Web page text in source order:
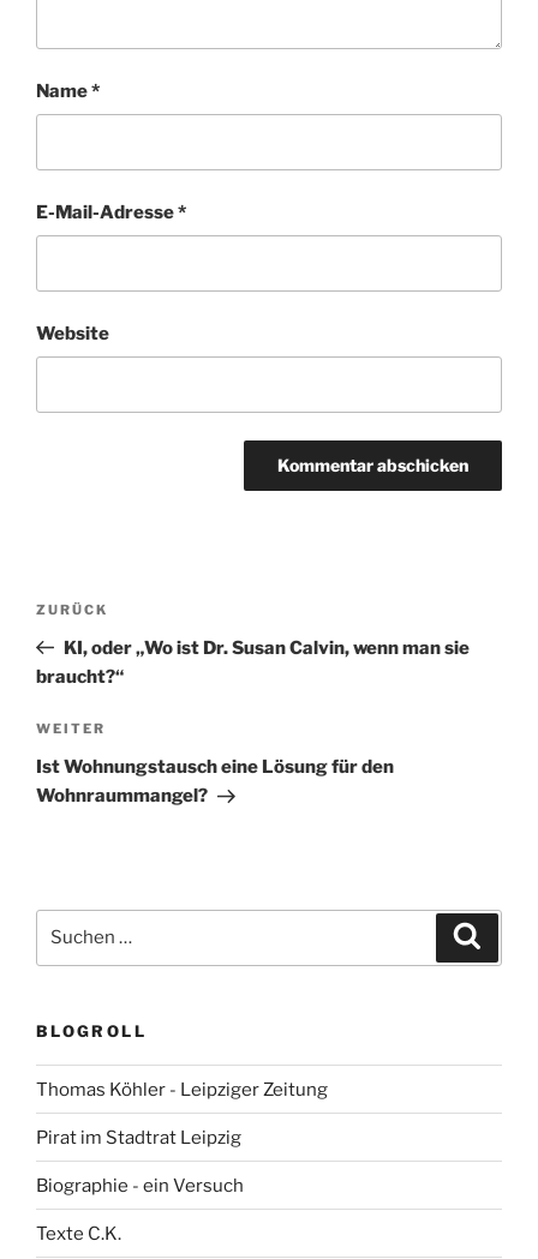
Name*
E-Mail-Adresse*
Website
Beitragsnavigation
Vorheriger
Beitrag
ZURÜCK
KI, oder „Wo ist Dr. Susan Calvin, wenn man sie
braucht?“
Nächster
Beitrag
WEITER
Ist Wohnungstausch eine Lösung für den
Wohnraummangel?
nach:
BLOGROLL
Thomas Köhler - Leipziger Zeitung
Pirat im Stadtrat Leipzig
Biographie - ein Versuch
Texte C.K.